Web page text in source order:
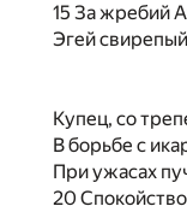
15 За жребий
Эгей
Купец, со
В борьбе с
При ужасах
20